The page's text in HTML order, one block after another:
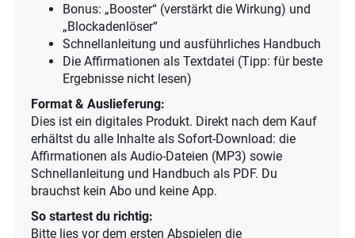
Bonus: „Booster“ (verstärkt die Wirkung) und
„Blockadenlöser“
Schnellanleitung und ausführliches Handbuch
Die Affirmationen als Textdatei (Tipp: für beste
Ergebnisse nicht lesen)
Format & Auslieferung:
Dies ist ein digitales Produkt. Direkt nach dem Kauf
erhältst du alle Inhalte als Sofort-Download: die
Affirmationen als Audio-Dateien (MP3) sowie
Schnellanleitung und Handbuch als PDF. Du
brauchst kein Abo und keine App.
So startest du richtig:
Bitte lies vor dem ersten Abspielen die